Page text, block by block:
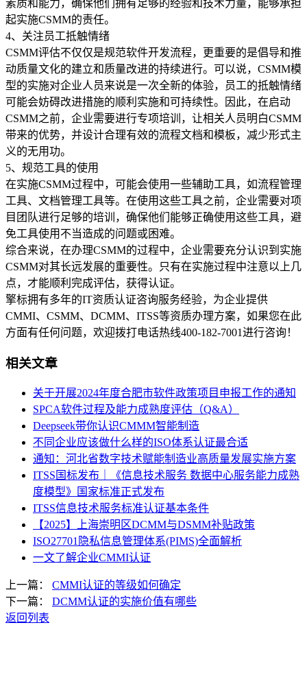
素质和能力，确保他们拥有足够的经验和技术力量，能够承担
起实施CSMM的责任。
4、关注员工抵触情绪
CSMM评估不仅仅是规范软件开发流程，更重要的是倡导和推
动质量文化的建立和质量改进的持续进行。可以说，CSMM模
型的实施对企业人员来说是一次全新的体验，员工的抵触情绪
可能会妨碍改进措施的顺利实施和可持续性。因此，在启动
CSMM之前，企业需要进行专项培训，让相关人员明白CSMM
带来的优势，并设计合理有效的流程文档和模板，减少形式主
义的无用功。
5、规范工具的使用
在实施CSMM过程中，可能会使用一些辅助工具，如流程管理
工具、文档管理工具等。在使用这些工具之前，企业需要对项
目团队进行足够的培训，确保他们能够正确使用这些工具，避
免工具使用不当造成的问题或困难。
综合来说，在办理CSMM的过程中，企业需要充分认识到实施
CSMM对其长远发展的重要性。只有在实施过程中注意以上几
点，才能顺利完成评估，获得认证。
擎标拥有多年的IT资质认证咨询服务经验，为企业提供
CMMI、CSMM、DCMM、ITSS等资质办理方案，如果您在此
方面有任何问题，欢迎拨打电话热线400-182-7001进行咨询！
相关文章
关于开展2024年度合肥市软件政策项目申报工作的通知
SPCA软件过程及能力成熟度评估（Q&A）
Deepseek带你认识CMMM智能制造
不同企业应该做什么样的ISO体系认证最合适
通知：河北省数字技术赋能制造业高质量发展实施方案
ITSS国标发布｜《信息技术服务 数据中心服务能力成熟
度模型》国家标准正式发布
ITSS信息技术服务标准认证基本条件
【2025】上海崇明区DCMM与DSMM补贴政策
ISO27701隐私信息管理体系(PIMS)全面解析
一文了解企业CMMI认证
上一篇： CMMI认证的等级如何确定
下一篇： DCMM认证的实施价值有哪些
返回列表